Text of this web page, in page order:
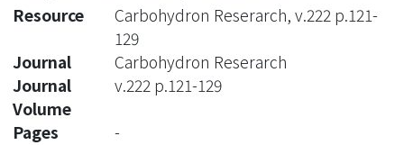
Resource
Carbohydron Reserarch, v.222 p.121-
129
Journal
Carbohydron Reserarch
Journal
Volume
v.222 p.121-129
Pages
-